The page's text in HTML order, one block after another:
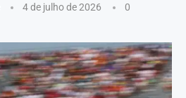
4 de julho de 2026
0